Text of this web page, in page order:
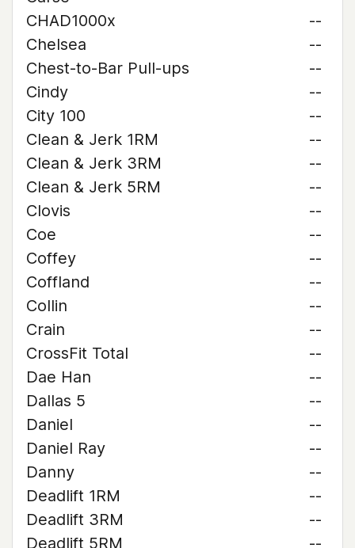
CHAD1000x
--
Chelsea
--
Chest-to-Bar Pull-ups
--
Cindy
--
City 100
--
Clean & Jerk 1RM
--
Clean & Jerk 3RM
--
Clean & Jerk 5RM
--
Clovis
--
Coe
--
Coffey
--
Coffland
--
Collin
--
Crain
--
CrossFit Total
--
Dae Han
--
Dallas 5
--
Daniel
--
Daniel Ray
--
Danny
--
Deadlift 1RM
--
Deadlift 3RM
--
Deadlift 5RM
--